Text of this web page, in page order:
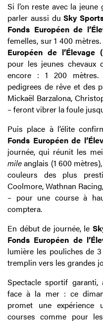
Si l’on reste avec la
parler aussi duSky
Fonds Européen de
femelles, sur 1 400
Européen de l’Élevage
pour les jeunes chevaux
encore : 1 200 mètres.
pedigrees de rêve et des
Mickaël Barzalona,
– feront vibrer la foule
Puis place à l’élite
Fonds Européen de
journée, qui réunit les
mileanglais (1 600
couleurs des plus
Coolmore, Wathnan
– pour une course à
comptera.
En début de journée, le
Fonds Européen de
lumière les pouliches de
tremplin vers les grandes
Spectacle sportif
face à la mer : ce
promet une
courses comme pour